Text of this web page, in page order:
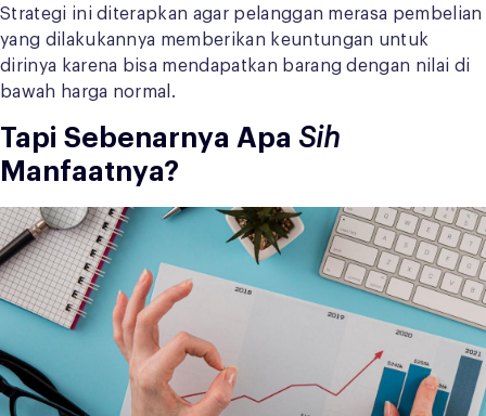
Strategi ini diterapkan agar pelanggan merasa pembelian
yang dilakukannya memberikan keuntungan untuk
dirinya karena bisa mendapatkan barang dengan nilai di
bawah harga normal.
Tapi Sebenarnya Apa Sih
Manfaatnya?